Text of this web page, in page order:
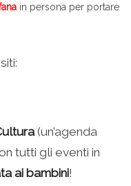
in persona per portare
(un’agenda
tutti gli eventi in
ai bambini!